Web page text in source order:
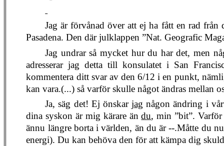
Jag är förvånad över att ej ha fått en rad
Pasadena. Den där julklappen ”Nat. Geografic
Jag undrar så mycket hur du har det, men
adresserar jag detta till konsulatet i San
kommentera ditt svar av den 6/12 i en punkt,
kan vara.(...) så varför skulle något ändras mellan
Ja, säg det! Ej önskarjag någon ändring i
dina syskon är mig kärare ändu, min ”bit”.
ännu längre borta i världen, än du är --.Måtte du
energi). Du kan behöva den för att kämpa dig